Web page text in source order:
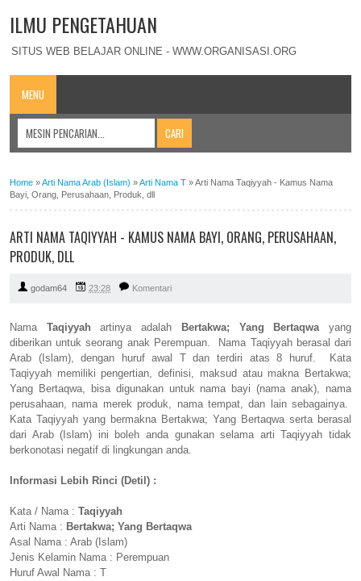
ILMU PENGETAHUAN
SITUS WEB BELAJAR ONLINE - WWW.ORGANISASI.ORG
MENU
Home »Arti Nama Arab (Islam) »Arti Nama T »Arti Nama Taqiyyah - Kamus Nama
Bayi, Orang, Perusahaan, Produk, dll
ARTI NAMA TAQIYYAH - KAMUS NAMA BAYI, ORANG, PERUSAHAAN,
PRODUK, DLL
godam64 23:28 Komentari
Nama Taqiyyah artinya adalah Bertakwa; Yang Bertaqwayang
diberikan untuk seorang anak Perempuan. Nama Taqiyyah berasal dari
Arab (Islam), dengan huruf awal T dan terdiri atas 8 huruf. Kata
Taqiyyah memiliki pengertian, definisi, maksud atau makna Bertakwa;
Yang Bertaqwa, bisa digunakan untuk nama bayi (nama anak), nama
perusahaan, nama merek produk, nama tempat, dan lain sebagainya.
Kata Taqiyyah yang bermakna Bertakwa; Yang Bertaqwa serta berasal
dari Arab (Islam) ini boleh anda gunakan selama arti Taqiyyah tidak
berkonotasi negatif di lingkungan anda.
Informasi Lebih Rinci (Detil) :
Kata / Nama : Taqiyyah
Arti Nama : Bertakwa; Yang Bertaqwa
Asal Nama : Arab (Islam)
Jenis Kelamin Nama : Perempuan
Huruf Awal Nama : T